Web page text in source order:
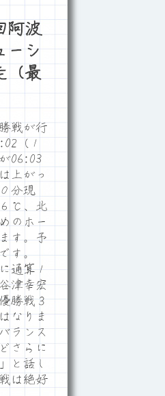
阿波
ーシ
（最
戦が行
（１
06:03
上がっ
分現
℃、北
のホー
す。予
す。
通算１
津幸宏
勝戦３
なりま
ランス
さらに
と話し
は絶好